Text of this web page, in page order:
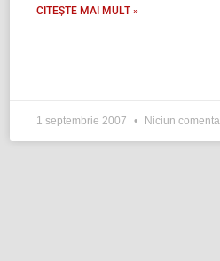
CITEȘTE MAI MULT »
1 septembrie 2007 Niciun